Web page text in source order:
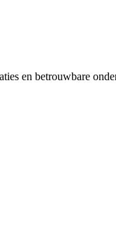
en betrouwbare